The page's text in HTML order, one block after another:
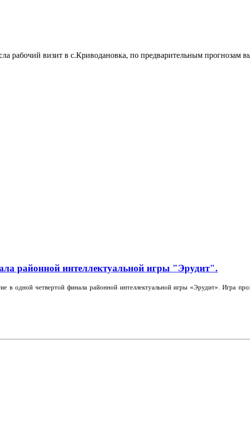
визит в с.Криводановка, по предварительным прогнозам
районной интеллектуальной игры "Эрудит".
в одной четвертой финала районной интеллектуальной игры «Эрудит».